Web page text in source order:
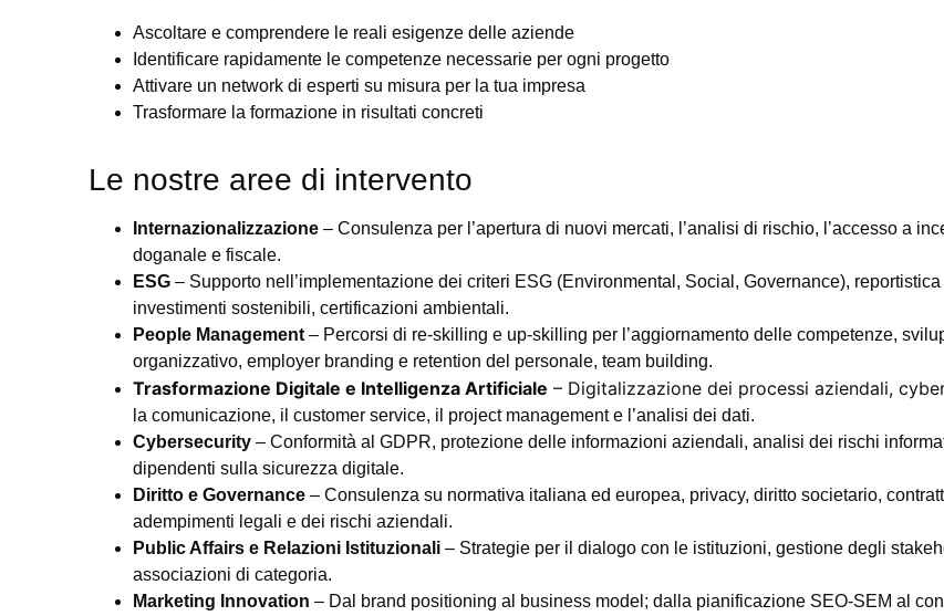
Ascoltare e comprendere le reali esigenze delle aziende
Identificare rapidamente le competenze necessarie per ogni progetto
Attivare un network di esperti su misura per la tua impresa
Trasformare la formazione in risultati concreti
Le nostre aree di intervento
Internazionalizzazione – Consulenza per l’apertura di nuovi mercati, l’analisi di rischio, l’accesso a
doganale e fiscale.
ESG – Supporto nell’implementazione dei criteri ESG (Environmental, Social, Governance),
investimenti sostenibili, certificazioni ambientali.
People Management – Percorsi di re-skilling e up-skilling per l’aggiornamento delle competenze,
organizzativo, employer branding e retention del personale, team building.
Trasformazione Digitale e Intelligenza Artificiale – Digitalizzazione dei processi aziendali,
la comunicazione, il customer service, il project management e l’analisi dei dati.
Cybersecurity – Conformità al GDPR, protezione delle informazioni aziendali, analisi dei rischi
dipendenti sulla sicurezza digitale.
Diritto e Governance – Consulenza su normativa italiana ed europea, privacy, diritto societario,
adempimenti legali e dei rischi aziendali.
Public Affairs e Relazioni Istituzionali – Strategie per il dialogo con le istituzioni, gestione degli
associazioni di categoria.
Marketing Innovation – Dal brand positioning al business model; dalla pianificazione SEO-SEM al